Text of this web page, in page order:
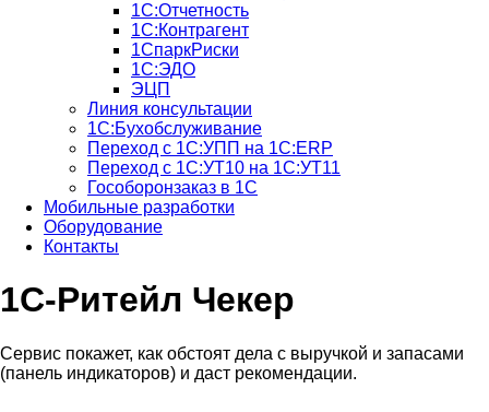
1С:Отчетность
1С:Контрагент
1СпаркРиски
1С:ЭДО
ЭЦП
Линия консультации
1С:Бухобслуживание
Переход с 1С:УПП на 1С:ERP
Переход с 1С:УТ10 на 1С:УТ11
Гособоронзаказ в 1С
Мобильные разработки
Оборудование
Контакты
1С-Ритейл Чекер
Сервис покажет, как обстоят дела с выручкой и запасами
(панель индикаторов) и даст рекомендации.